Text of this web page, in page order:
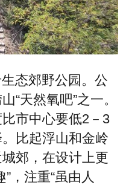
态郊野公园。公
“天然氧吧”之一。
市中心要低2－3
比起浮山和金岭
郊，在设计上更
，注重“虽由人